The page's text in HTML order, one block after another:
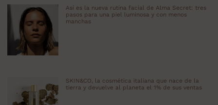
Así es la nueva rutina facial de Alma Secret: tres
pasos para una piel luminosa y con menos
manchas
SKIN&CO, la cosmética italiana que nace de la
tierra y devuelve al planeta el 1% de sus ventas